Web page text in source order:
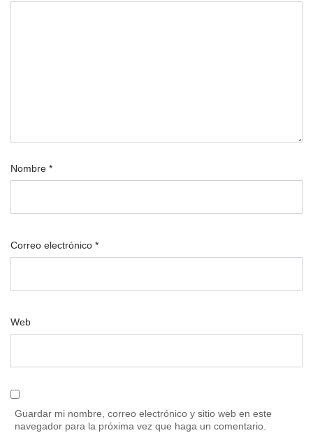
Nombre *
Correo electrónico *
Web
Guardar mi nombre, correo electrónico y sitio web en este
navegador para la próxima vez que haga un comentario.